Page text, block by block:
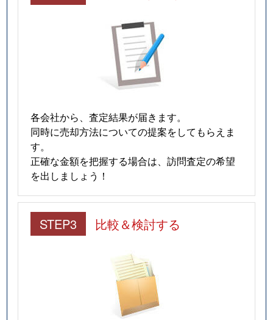
各会社から、査定結果が届きます。
同時に売却方法についての提案をしてもらえま
す。
正確な金額を把握する場合は、訪問査定の希望
を出しましょう！
STEP3 比較＆検討する